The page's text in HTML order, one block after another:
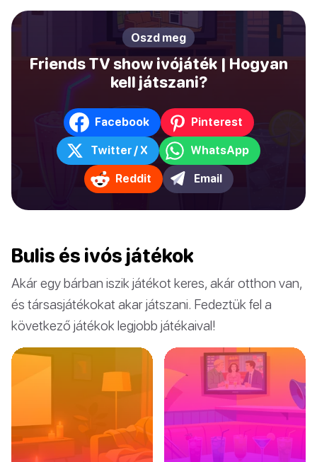
Oszd meg
Friends TV show ivójáték | Hogyan
kell játszani?
Facebook Pinterest
Twitter / X WhatsApp
Reddit Email
Bulis és ivós játékok
Akár egy bárban iszik játékot keres, akár otthon van,
és társasjátékokat akar játszani. Fedeztük fel a
következő játékok legjobb játékaival!